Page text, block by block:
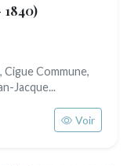
1840)
Commune,
Jacque...
Voir